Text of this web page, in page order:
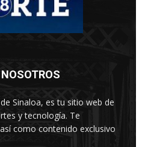
Sinaloa, es tu sitio web de
y tecnología. Te
como contenido exclusivo